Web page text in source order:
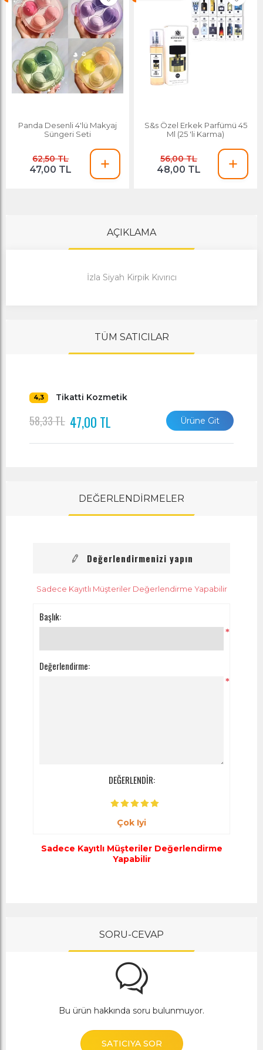
Panda Desenli 4'lü Makyaj
Süngeri Seti
62,50 TL
47,00 TL
S&s Özel Erkek Parfümü 45
Ml (25 'li Karma)
56,00 TL
48,00 TL
AÇIKLAMA
İzla Siyah Kirpik Kıvırıcı
TÜM SATICILAR
4,3 Tikatti Kozmetik
58,33 TL 47,00 TL Ürüne Git
DEĞERLENDİRMELER
Değerlendirmenizi yapın
Sadece Kayıtlı Müşteriler Değerlendirme Yapabilir
Başlık:
*
Değerlendirme:
*
DEĞERLENDİR:
Çok Iyi
Sadece Kayıtlı Müşteriler Değerlendirme
Yapabilir
SORU-CEVAP
Bu ürün hakkında soru bulunmuyor.
SATICIYA SOR